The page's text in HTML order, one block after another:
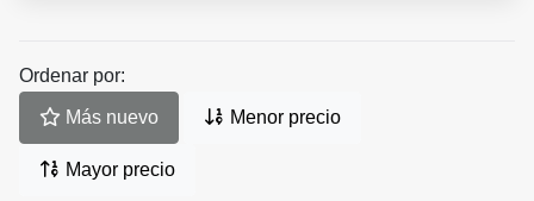
Ordenar por:
Más nuevo Menor precio
Mayor precio